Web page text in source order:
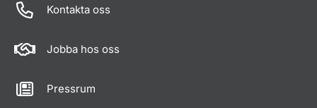
Kontakta oss
Jobba hos oss
Pressrum